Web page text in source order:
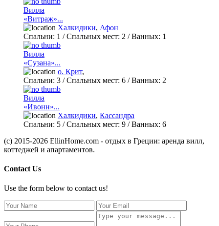
Вилла
«Витраж»...
Халкидики, Афон
Спальни: 1 / Спальных мест: 2 /Ванных: 1
Вилла
«Сузана»...
о. Крит,
Спальни: 3 / Спальных мест: 6 /Ванных: 2
Вилла
«Ивонн»...
Халкидики, Кассандра
Спальни: 5 / Спальных мест: 9 /Ванных: 6
(c) 2015-2026 EllinHome.com - отдых в Греции: аренда вилл,
коттеджей и апартаментов.
Contact Us
Use the form below to contact us!